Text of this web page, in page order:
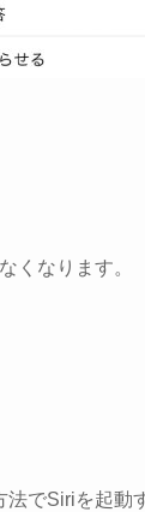
くなります。
でSiriを起動